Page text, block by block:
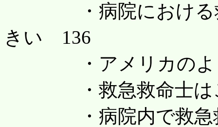
・病院における救
きい 136
・アメリカのよき
・救急救命士はこ
・病院内で救急救